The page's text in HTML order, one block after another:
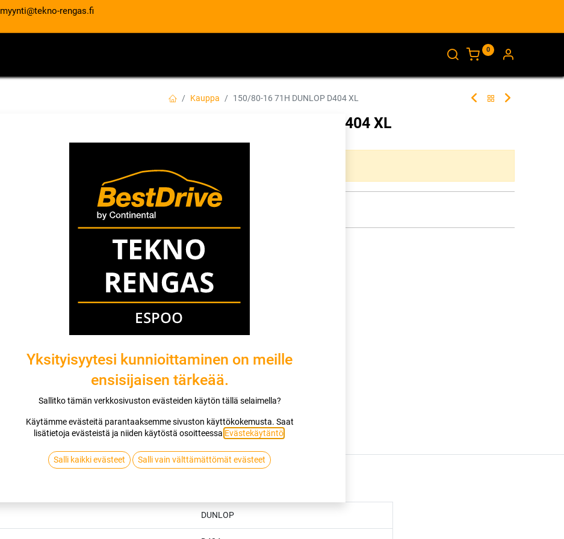
myynti@tekno-rengas.fi
0
Kauppa 150/80-16 71H DUNLOP D404 XL
150/80-16 71H DUNLOP D404 XL
EAN:5420005507765
DUNLOP
Jaa
Toimitusehdot
DUNLOP
Yksityisyytesi kunnioittaminen on meille
ensisijaisen tärkeää.
Sallitko tämän verkkosivuston evästeiden käytön tällä selaimella?
Käytämme evästeitä parantaaksemme sivuston käyttökokemusta. Saat
lisätietoja evästeistä ja niiden käytöstä osoitteessa Evästekäytäntö.
Salli kaikki evästeet Salli vain välttämättömät evästeet